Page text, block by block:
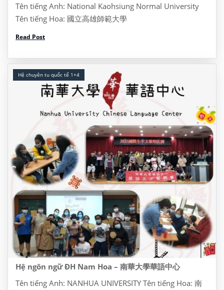
Tên tiếng Anh: National Kaohsiung Normal University
Tên tiếng Hoa: 國立高雄師範大學
No.116, Heping 1st Rd., Lingya Dist., Kaohsiung City
802, Taiwan, Đài Loan 622 Tel: (07) 7172930 I/ Thông
tin khóa […]
Read Post
Hệ chuyên tu quốc tế 1+4
Hệ ngôn ngữ ĐH Nam Hoa – 南華大學華語中心
Tên tiếng Anh: NANHUA UNIVERSITY Tên tiếng Hoa: 南